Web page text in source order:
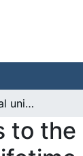
Humanity and digital universe: prefaces to the ethical problem of the utility and damage of the digital to the lifetime
to